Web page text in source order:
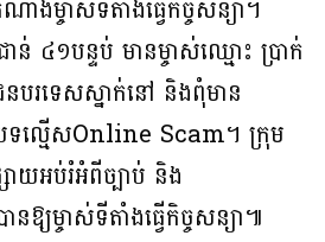
ាងម្ចាស់ទីតាំងធ្វើកិច្ចសន្យា។
៤១បន្ទប់ មានម្ចាស់ឈ្មោះ ប្រាក់
បរទេសស្នាក់​នៅ និងពុំមាន
បទល្មើសOnline Scam។ ក្រុម
ផ្សា​យអប់រំអំពីច្បាប់ និង
យម្ចាស់ទីតាំងធ្វើកិច្ចសន្យា៕